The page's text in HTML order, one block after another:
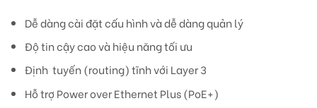
Dễ dàng cài đặt cấu hình và dễ dàng quản lý
Độ tin cậy cao và hiệu năng tối ưu
Định tuyến (routing) tĩnh với Layer 3
Hỗ trợ Power over Ethernet Plus (PoE+)